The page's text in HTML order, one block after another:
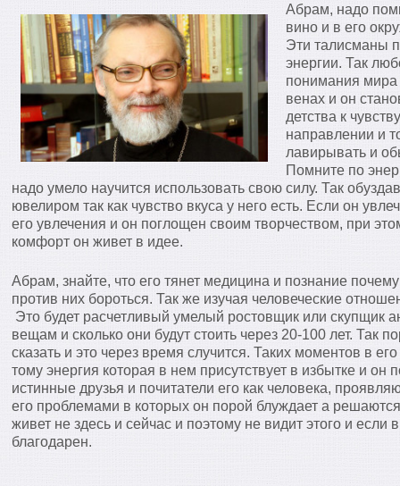
Абрам, надо
вино и в его
Эти талисманы
энергии. Так
понимания мира
венах и он
детства к
направлении и
лавирывать и
Помните по
надо умело научится использовать свою силу. Так
ювелиром так как чувство вкуса у него есть. Если он
его увлечения и он поглощен своим творчеством, при
комфорт он живет в идее.
Абрам, знайте, что его тянет медицина и познание
против них бороться. Так же изучая человеческие
Это будет расчетливый умелый ростовщик или скупщик
вещам и сколько они будут стоить через 20-100 лет. Так
сказать и это через время случится. Таких моментов в
тому энергия которая в нем присутствует в избытке и
истинные друзья и почитатели его как человека,
его проблемами в которых он порой блуждает а
живет не здесь и сейчас и поэтому не видит этого и
благодарен.